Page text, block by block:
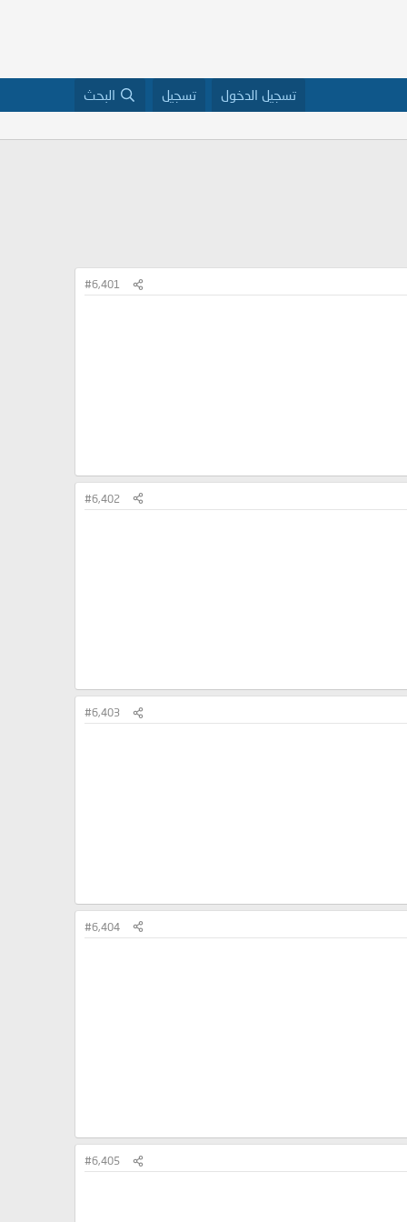
تسجيل الدخول تسجيل البحث
#6,401
#6,402
#6,403
#6,404
#6,405